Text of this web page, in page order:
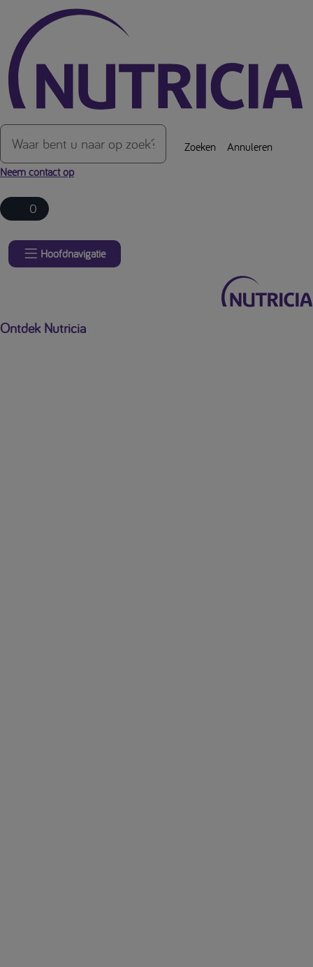
Over de inhoud van de pagina
Zoeken
Annuleren
Neem contact op
0
Hoofdnavigatie
Ontdek Nutricia